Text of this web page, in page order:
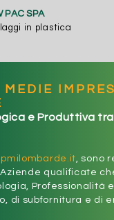
PAC SPA
in plastica
MEDIE
e Produttiva tra
, sono
qualificate
Professionalità
di subfornitura e di